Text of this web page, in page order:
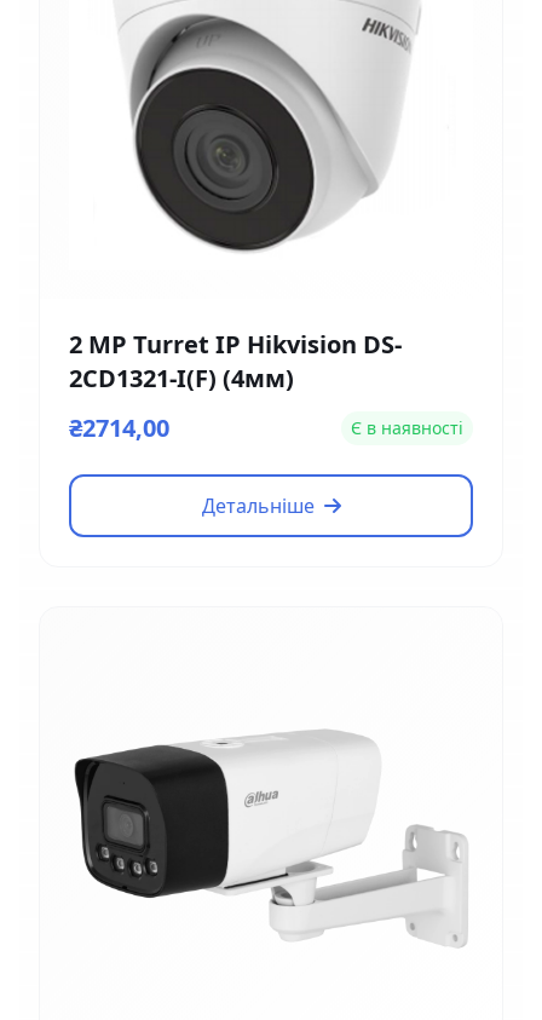
2 MP Turret IP Hikvision DS-
2CD1321-I(F) (4мм)
₴2714,00
Є в наявності
Детальніше